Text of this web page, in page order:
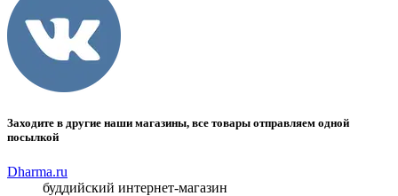
Заходите в другие наши магазины, все товары отправляем одной
посылкой
Dharma.ru
буддийский интернет-магазин